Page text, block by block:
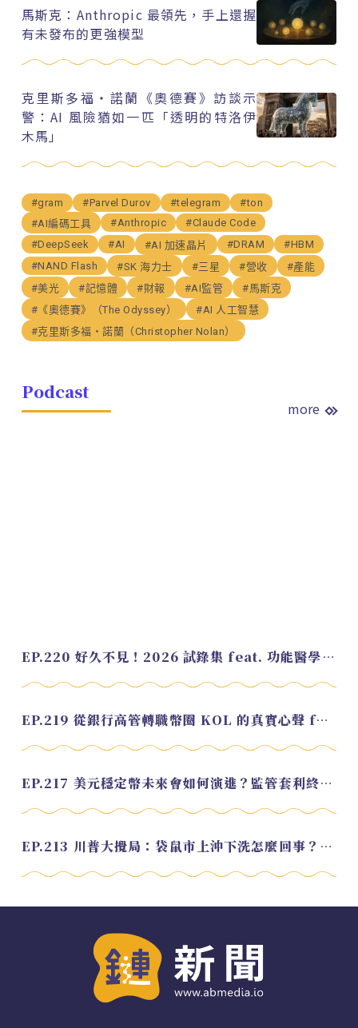
馬斯克：Anthropic 最領先，手上還握
有未發布的更強模型
克里斯多福・諾蘭《奧德賽》訪談示
警：AI 風險猶如一匹「透明的特洛伊
木馬」
#gram #Parvel Durov #telegram
#ton
#AI編碼工具
#Anthropic
#Claude Code
#DeepSeek
#AI #AI 加速晶片 #DRAM
#HBM
#NAND Flash
#SK 海力士 #三星 #營收
#產能
#美光
#記憶體 #財報 #AI監管
#馬斯克
#《奧德賽》（The Odyssey）
#AI 人工智慧
#克里斯多福・諾蘭（Christopher Nolan）
Podcast
more
EP.220 好久不見！2026 試錄集 feat. 功能醫學營養師 美寶
EP.219 從銀行高管轉職幣圈 KOL 的真實心聲 feat.龜大
EP.217 美元穩定幣未來會如何演進？監管套利終將收斂？feat. 研究員 余哲安
EP.213 川普大攪局：袋鼠市上沖下洗怎麼回事？feat. Alvin